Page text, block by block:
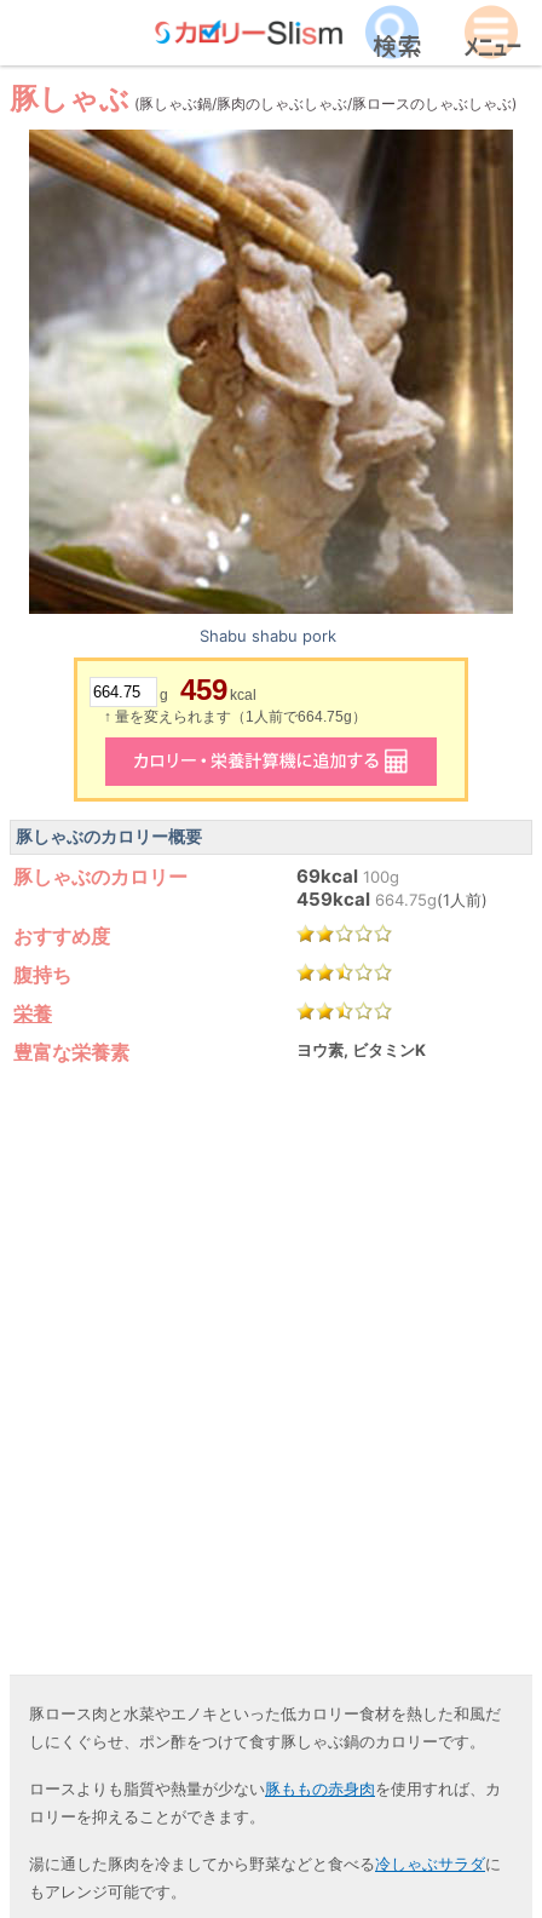
豚しゃぶ (豚しゃぶ鍋/豚肉のしゃぶしゃぶ/豚ロースのしゃぶしゃぶ)
Shabu shabu pork
g 459 kcal
↑ 量を変えられます（1人前で664.75g）
豚しゃぶのカロリー概要
豚しゃぶのカロリー 69kcal 100g
459kcal 664.75g(1人前)
おすすめ度
腹持ち
栄養
豊富な栄養素
ヨウ素, ビタミンK
豚ロース肉と水菜やエノキといった低カロリー食材を熱した和風だ
しにくぐらせ、ポン酢をつけて食す豚しゃぶ鍋のカロリーです。
ロースよりも脂質や熱量が少ない豚ももの赤身肉を使用すれば、カ
ロリーを抑えることができます。
湯に通した豚肉を冷ましてから野菜などと食べる冷しゃぶサラダに
もアレンジ可能です。